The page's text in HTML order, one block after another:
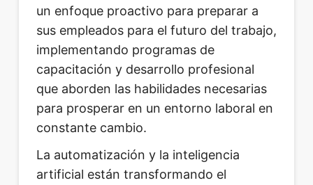
un enfoque proactivo para preparar a
sus empleados para el futuro del trabajo,
implementando programas de
capacitación y desarrollo profesional
que aborden las habilidades necesarias
para prosperar en un entorno laboral en
constante cambio.
La automatización y la inteligencia
artificial están transformando el